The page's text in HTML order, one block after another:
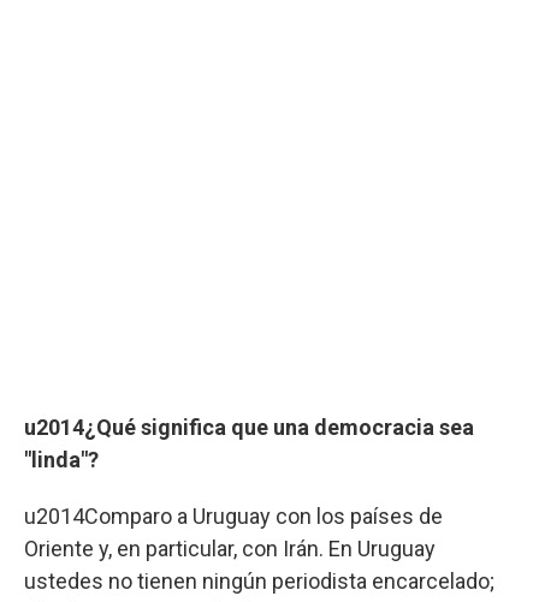
u2014¿Qué significa que una democracia sea
"linda"?
u2014Comparo a Uruguay con los países de
Oriente y, en particular, con Irán. En Uruguay
ustedes no tienen ningún periodista encarcelado;